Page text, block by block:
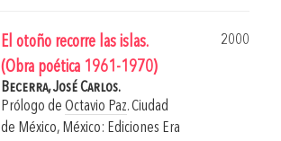
El otoño recorre las islas.
(Obra poética 1961-1970)
2000
Becerra, José Carlos.
Prólogo de Octavio Paz.Ciudad
de México, México: Ediciones Era